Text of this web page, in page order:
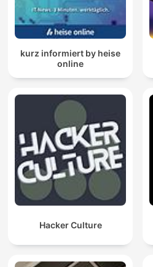
kurz informiert by heise
online
Hacker Culture